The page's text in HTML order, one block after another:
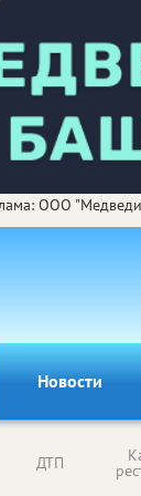
ООО
Новости
ДТП